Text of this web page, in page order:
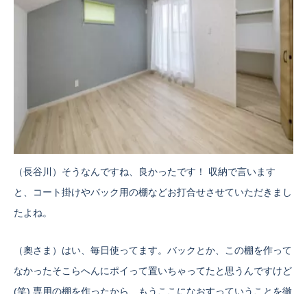
（長谷川）そうなんですね、良かったです！ 収納で言います
と、コート掛けやバック用の棚などお打合せさせていただきまし
たよね。
（奧さま）はい、毎日使ってます。バックとか、この棚を作って
なかったそこらへんにポイって置いちゃってたと思うんですけど
(笑) 専用の棚を作ったから、もうここになおすっていうことを徹